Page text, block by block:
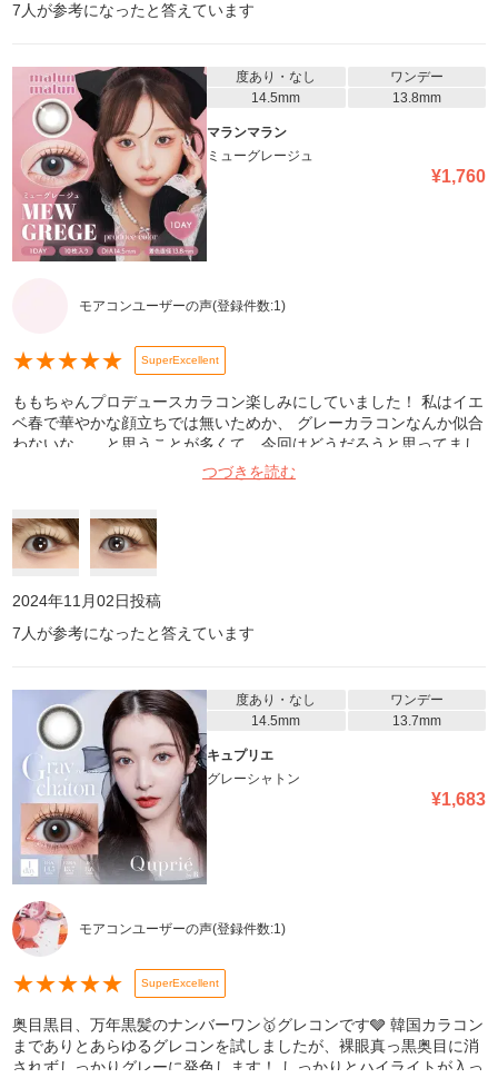
7 人が参考になったと答えています
度あり・なし
ワンデー
14.5mm
13.8mm
マランマラン
ミューグレージュ
¥1,760
モアコンユーザーの声(登録件数:1)
★★★★★ SuperExcellent
ももちゃんプロデュースカラコン楽しみにしていました！ 私はイエ
ベ春で華やかな顔立ちでは無いためか、 グレーカラコンなんか似合
わないな、、と思うことが多くて、今回はどうだろうと思ってまし
たが、これめっちゃいい！！ グレーだけど白みベージュも混ざって
る感じで、 可愛らしさもある甘めのグレーカラコン！ 猫っぽくて
メイクが好きな私にとってこのちゅるちゅる感と 透明感はとっても
しっくりきました！ ももちゃんってやっぱ天才❗️😼
つづきを読む
2024年11月02日投稿
7 人が参考になったと答えています
度あり・なし
ワンデー
14.5mm
13.7mm
キュプリエ
グレーシャトン
¥1,683
モアコンユーザーの声(登録件数:1)
★★★★★ SuperExcellent
奥目黒目、万年黒髪のナンバーワン🥇グレコンです🩶 韓国カラコン
までありとあらゆるグレコンを試しましたが、裸眼真っ黒奥目に消
されずしっかりグレーに発色します！ しっかりとハイライトが入っ